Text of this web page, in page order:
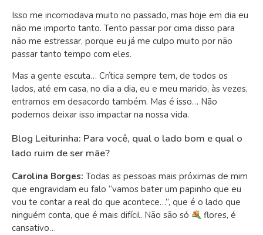
Isso me incomodava muito no passado, mas hoje em dia eu
não me importo tanto. Tento passar por cima disso para
não me estressar, porque eu já me culpo muito por não
passar tanto tempo com eles.
Mas a gente escuta… Crítica sempre tem, de todos os
lados, até em casa, no dia a dia, eu e meu marido, às vezes,
entramos em desacordo também. Mas é isso… Não
podemos deixar isso impactar na nossa vida.
Blog Leiturinha: Para você, qual o lado bom e qual o
lado ruim de ser mãe?
Carolina Borges: Todas as pessoas mais próximas de mim
que engravidam eu falo “vamos bater um papinho que eu
vou te contar a real do que acontece…”, que é o lado que
ninguém conta, que é mais difícil. Não são só
flores, é
cansativo…